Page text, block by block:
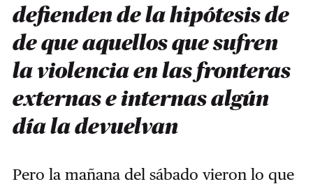
defienden de la hipótesis de
de que aquellos que sufren
la violencia en las fronteras
externas e internas algún
día la devuelvan
Pero la mañana del sábado vieron lo que